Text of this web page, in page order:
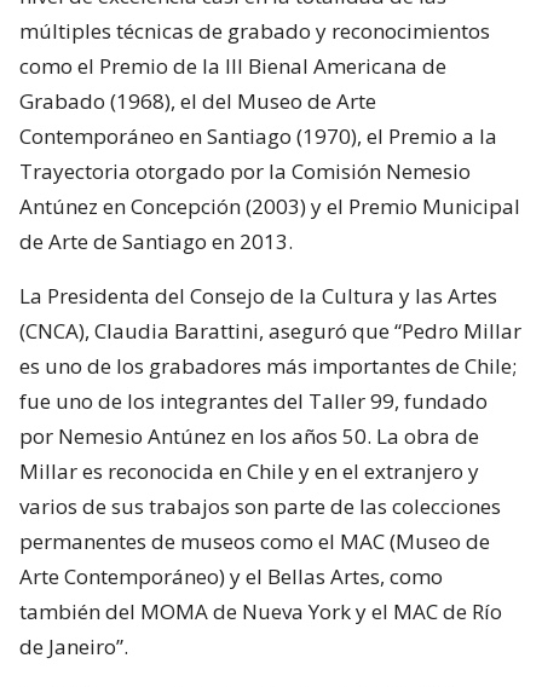
múltiples técnicas de grabado y reconocimientos
como el Premio de la III Bienal Americana de
Grabado (1968), el del Museo de Arte
Contemporáneo en Santiago (1970), el Premio a la
Trayectoria otorgado por la Comisión Nemesio
Antúnez en Concepción (2003) y el Premio Municipal
de Arte de Santiago en 2013.
La Presidenta del Consejo de la Cultura y las Artes
(CNCA), Claudia Barattini, aseguró que “Pedro Millar
es uno de los grabadores más importantes de Chile;
fue uno de los integrantes del Taller 99, fundado
por Nemesio Antúnez en los años 50. La obra de
Millar es reconocida en Chile y en el extranjero y
varios de sus trabajos son parte de las colecciones
permanentes de museos como el MAC (Museo de
Arte Contemporáneo) y el Bellas Artes, como
también del MOMA de Nueva York y el MAC de Río
de Janeiro”.